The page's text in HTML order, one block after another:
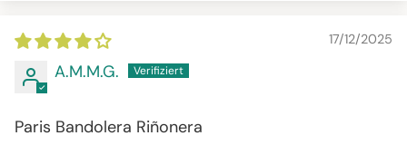
17/12/2025
A.M.M.G.
Paris Bandolera Riñonera